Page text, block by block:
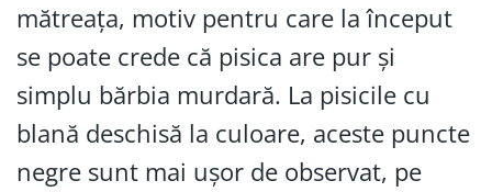
mătreața, motiv pentru care la început
se poate crede că pisica are pur și
simplu bărbia murdară. La pisicile cu
blană deschisă la culoare, aceste puncte
negre sunt mai ușor de observat, pe